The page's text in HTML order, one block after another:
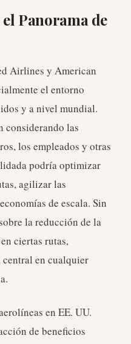
Panorama de
Airlines y American
el entorno
y a nivel mundial.
considerando las
los empleados y otras
podría optimizar
agilizar las
de escala. Sin
la reducción de la
ciertas rutas,
central en cualquier
en EE. UU.
de beneficios